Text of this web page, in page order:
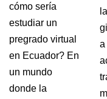
cómo sería
estudiar un
pregrado virtual
en Ecuador? En
un mundo
donde la
a